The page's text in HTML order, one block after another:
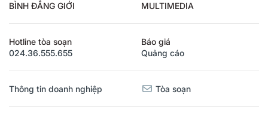
BÌNH ĐẲNG GIỚI MULTIMEDIA
Hotline tòa soạn
024.36.555.655
Báo giá
Quảng cáo
Thông tin doanh nghiệp Tòa soạn